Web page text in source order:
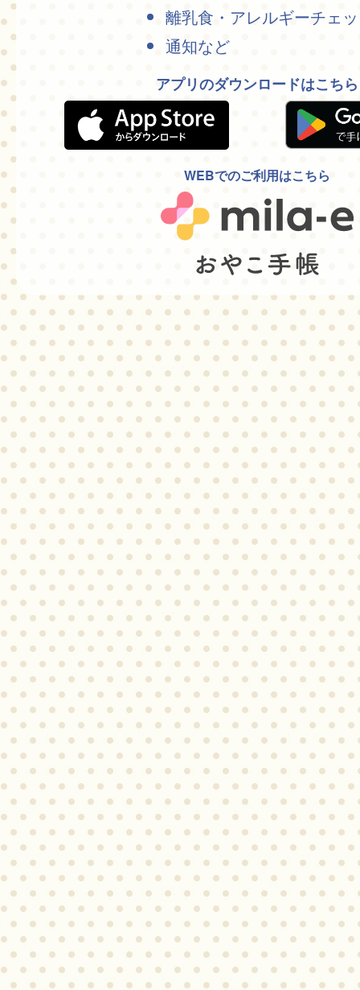
離乳食・アレルギーチェ
通知など
アプリのダウンロードはこちら
WEBでのご利用はこちら